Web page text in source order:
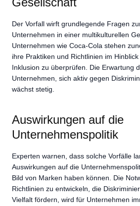
Der Vorfall wirft grundlegende Fragen
Unternehmen in einer multikulturellen
Unternehmen wie Coca-Cola stehen
ihre Praktiken und Richtlinien im
Inklusion zu überprüfen. Die Erwartung
Unternehmen, sich aktiv gegen
wächst stetig.
Auswirkungen auf die
Unternehmenspolitik
Experten warnen, dass solche Vorfälle
Auswirkungen auf die
Bild von Marken haben können. Die
Richtlinien zu entwickeln, die
Vielfalt fördern, wird für Unternehmen